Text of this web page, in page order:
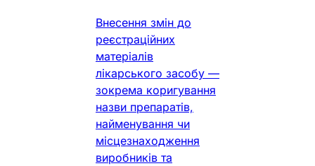
Внесення змін до
реєстраційних
матеріалів
лікарського засобу —
зокрема коригування
назви препаратів,
найменування чи
місцезнаходження
виробників та